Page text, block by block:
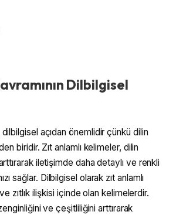
Dilbilgisel
dilbilgisel açıdan önemlidir çünkü dilin
biridir. Zıt anlamlı kelimeler, dilin
iletişimde daha detaylı ve renkli
sağlar. Dilbilgisel olarak zıt anlamlı
zıtlık ilişkisi içinde olan kelimelerdir.
ve çeşitliliğini arttırarak